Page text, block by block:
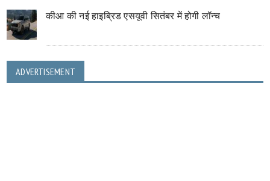
कीआ की नई हाइब्रिड एसयूवी सितंबर में होगी लॉन्च
ADVERTISEMENT